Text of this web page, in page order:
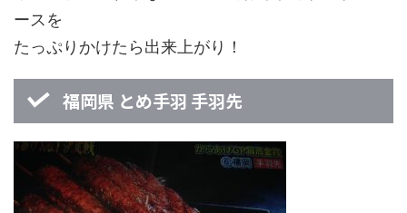
ースを
たっぷりかけたら出来上がり！
福岡県 とめ手羽 手羽先